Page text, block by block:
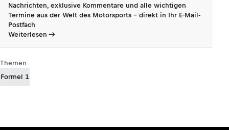
Nachrichten, exklusive Kommentare und alle wichtigen
Termine aus der Welt des Motorsports - direkt in Ihr E-Mail-
Postfach
Weiterlesen
Themen
Formel 1